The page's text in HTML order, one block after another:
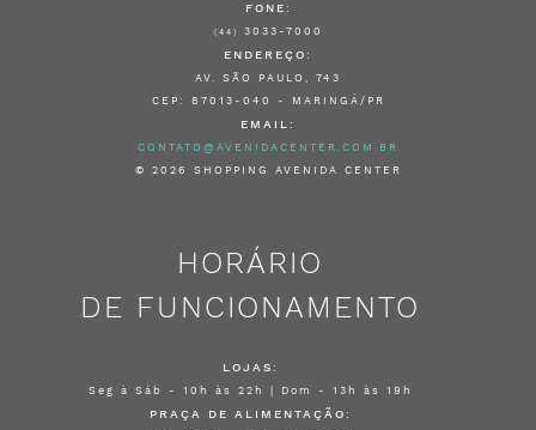
FONE:
(44) 3033-7000
ENDEREÇO:
AV. SÃO PAULO, 743
CEP: 87013-040 - MARINGÁ/PR
EMAIL:
CONTATO@AVENIDACENTER.COM.BR
© 2026 SHOPPING AVENIDA CENTER
HORÁRIO
DE FUNCIONAMENTO
LOJAS:
Seg à Sáb - 10h às 22h | Dom - 13h às 19h
PRAÇA DE ALIMENTAÇÃO: